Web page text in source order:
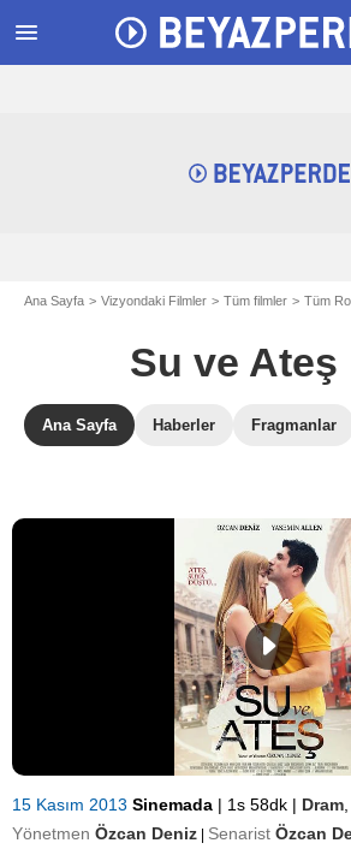
menu
Ana Sayfa Vizyondaki Filmler Tüm filmler Tüm
Su ve Ateş
Ana Sayfa Haberler Fragmanlar
15 Kasım 2013 Sinemada | 1s 58dk | Dram
Yönetmen Özcan Deniz Senarist Özcan